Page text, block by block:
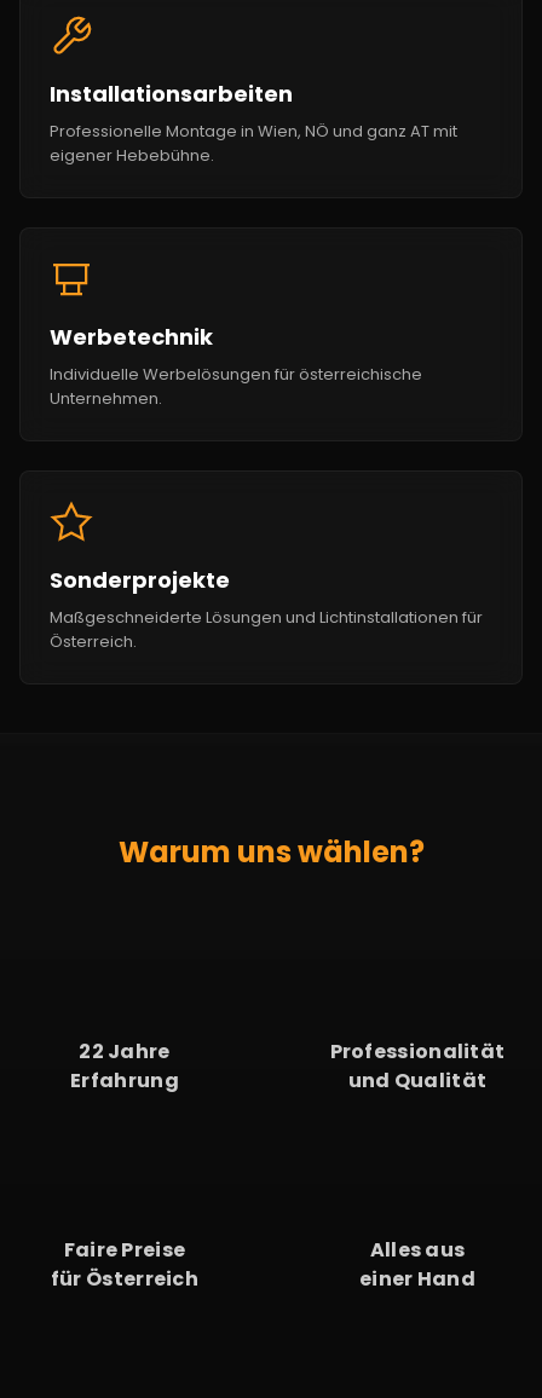
Installationsarbeiten
Professionelle Montage in Wien, NÖ und ganz AT mit
eigener Hebebühne.
Werbetechnik
Individuelle Werbelösungen für österreichische
Unternehmen.
Sonderprojekte
Maßgeschneiderte Lösungen und Lichtinstallationen für
Österreich.
Warum uns wählen?
22
22 Jahre
Erfahrung
Professionalität
und Qualität
Faire Preise
für Österreich
Alles aus
einer Hand